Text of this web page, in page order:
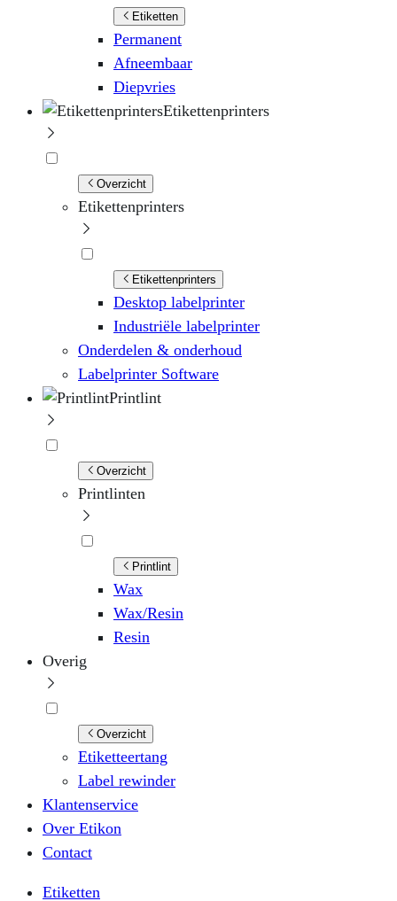
Etiketten
Permanent
Afneembaar
Diepvries
Etikettenprinters
Overzicht
Etikettenprinters
Etikettenprinters
Desktop labelprinter
Industriële labelprinter
Onderdelen & onderhoud
Labelprinter Software
Printlint
Overzicht
Printlinten
Printlint
Wax
Wax/Resin
Resin
Overig
Overzicht
Etiketteertang
Label rewinder
Klantenservice
Over Etikon
Contact
Etiketten